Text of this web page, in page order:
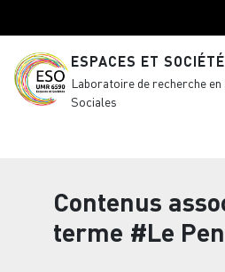
ESPACES ET
Laboratoire de recherche
Sociales
Contenus
terme #Le Pen